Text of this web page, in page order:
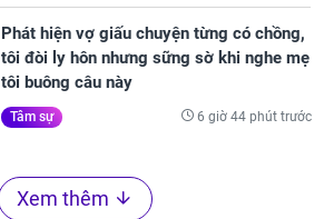
Phát hiện vợ giấu chuyện từng có chồng,
tôi đòi ly hôn nhưng sững sờ khi nghe mẹ
tôi buông câu này
Tâm sự 6 giờ 44 phút trước
Xem thêm